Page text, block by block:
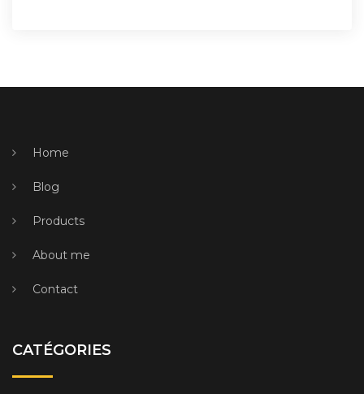
Home
Blog
Products
About me
Contact
CATÉGORIES